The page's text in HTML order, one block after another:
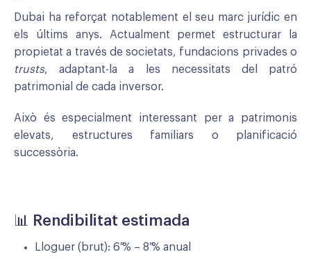
Dubai ha reforçat notablement el seu marc jurídic en
els últims anys. Actualment permet estructurar la
propietat a través de societats, fundacions privades o
trusts, adaptant-la a les necessitats del patró
patrimonial de cada inversor.
Això és especialment interessant per a patrimonis
elevats, estructures familiars o planificació
successòria.
📊 Rendibilitat estimada
Lloguer (brut): 6 % – 8 % anual